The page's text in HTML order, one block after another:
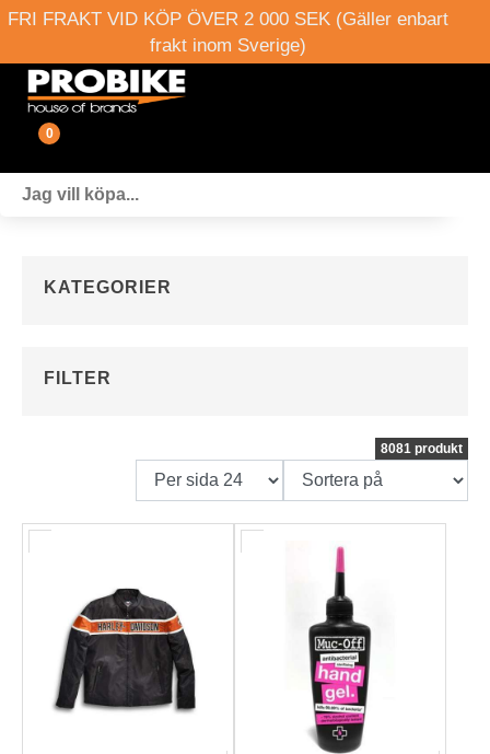
FRI FRAKT VID KÖP ÖVER 2 000 SEK (Gäller enbart
frakt inom Sverige)
0
Om oss
HD-Merch
KATEGORIER
FILTER
8081 produkt